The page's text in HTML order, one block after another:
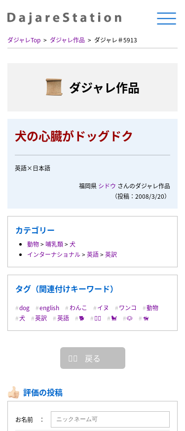
ダジャレTop ダジャレ作品 ダジャレ＃5913
ダジャレ作品
犬の心臓がドッグドク
英語×日本語
福岡県 シドウ さんのダジャレ作品
（投稿：2008/3/20）
カテゴリー
動物> 哺乳類>犬
インターナショナル>英語>英訳
タグ（関連付けキーワード）
dog english わんこ イヌ ワンコ
動物
犬
英訳 英語 🐕 🐕‍🦺 🐩 🐶 🦮
戻る
評価の投稿
お名前